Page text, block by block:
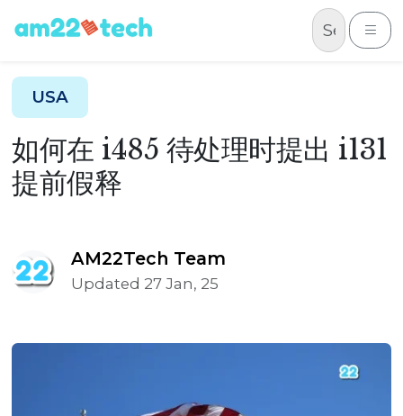
Skip to content
USA
如何在 i485 待处理时提出 i131
提前假释
AM22Tech Team
Updated 27 Jan, 25